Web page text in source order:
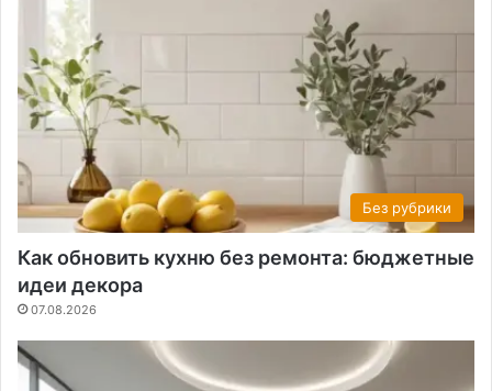
Без рубрики
Как обновить кухню без ремонта: бюджетные
идеи декора
07.08.2026